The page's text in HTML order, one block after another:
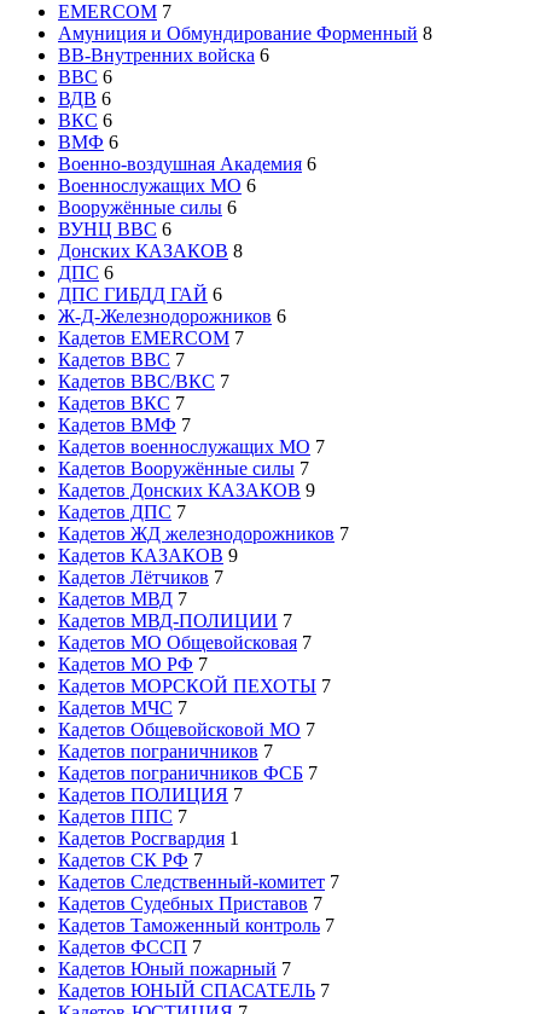
EMERCOM 7
Амуниция и Обмундирование Форменный 8
ВВ-Внутренних войска 6
ВВС 6
ВДВ 6
ВКС 6
ВМФ 6
Военно-воздушная Академия 6
Военнослужащих МО 6
Вооружённые силы 6
ВУНЦ ВВС 6
Донских КАЗАКОВ 8
ДПС 6
ДПС ГИБДД ГАЙ 6
Ж-Д-Железнодорожников 6
Кадетов EMERCOM 7
Кадетов ВВС 7
Кадетов ВВС/ВКС 7
Кадетов ВКС 7
Кадетов ВМФ 7
Кадетов военнослужащих МО 7
Кадетов Вооружённые силы 7
Кадетов Донских КАЗАКОВ 9
Кадетов ДПС 7
Кадетов ЖД железнодорожников 7
Кадетов КАЗАКОВ 9
Кадетов Лётчиков 7
Кадетов МВД 7
Кадетов МВД-ПОЛИЦИИ 7
Кадетов МО Общевойсковая 7
Кадетов МО РФ 7
Кадетов МОРСКОЙ ПЕХОТЫ 7
Кадетов МЧС 7
Кадетов Общевойсковой МО 7
Кадетов пограничников 7
Кадетов пограничников ФСБ 7
Кадетов ПОЛИЦИЯ 7
Кадетов ППС 7
Кадетов Росгвардия 1
Кадетов СК РФ 7
Кадетов Следственный-комитет 7
Кадетов Судебных Приставов 7
Кадетов Таможенный контроль 7
Кадетов ФССП 7
Кадетов Юный пожарный 7
Кадетов ЮНЫЙ СПАСАТЕЛЬ 7